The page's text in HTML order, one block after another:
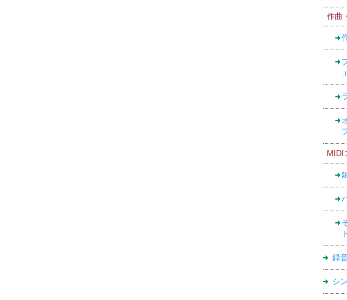
作曲
MIDI
ト
録
シ